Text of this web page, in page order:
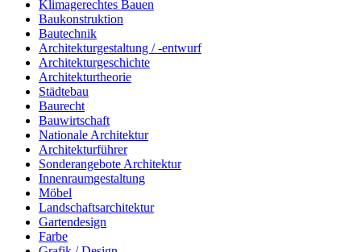
Klimagerechtes Bauen
Baukonstruktion
Bautechnik
Architekturgestaltung / -entwurf
Architekturgeschichte
Architekturtheorie
Städtebau
Baurecht
Bauwirtschaft
Nationale Architektur
Architekturführer
Sonderangebote Architektur
Innenraumgestaltung
Möbel
Landschaftsarchitektur
Gartendesign
Farbe